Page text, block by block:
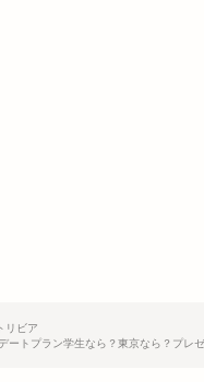
リビア
ートプラン学生なら？東京なら？プレ